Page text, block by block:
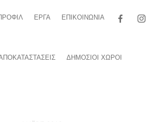
ΕΡΓΑ ΕΠΙΚΟΙΝΩΝΙΑ
ΔΗΜΟΣΙΟΙ ΧΩΡΟΙ